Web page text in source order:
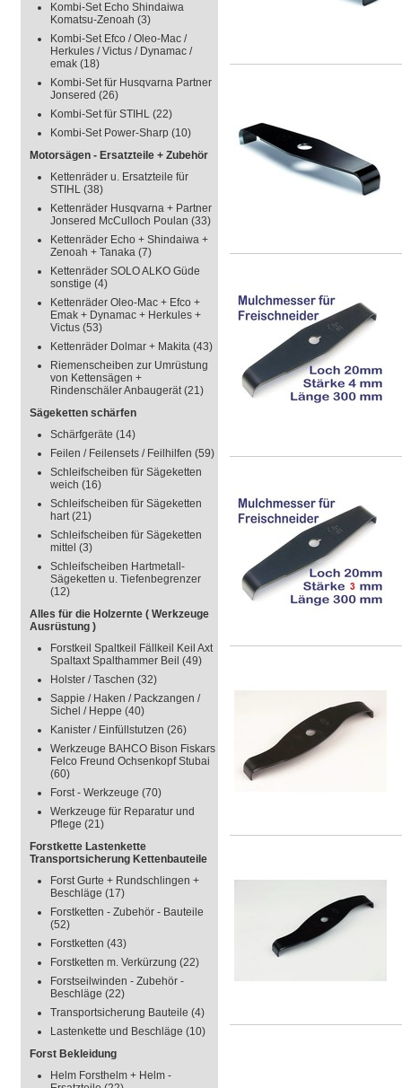
Kombi-Set Echo Shindaiwa
Komatsu-Zenoah (3)
Kombi-Set Efco / Oleo-Mac /
Herkules / Victus / Dynamac /
emak (18)
Kombi-Set für Husqvarna Partner
Jonsered (26)
Kombi-Set für STIHL (22)
Kombi-Set Power-Sharp (10)
Motorsägen - Ersatzteile + Zubehör
Kettenräder u. Ersatzteile für
STIHL (38)
Kettenräder Husqvarna + Partner
Jonsered McCulloch Poulan (33)
Kettenräder Echo + Shindaiwa +
Zenoah + Tanaka (7)
Kettenräder SOLO ALKO Güde
sonstige (4)
Kettenräder Oleo-Mac + Efco +
Emak + Dynamac + Herkules +
Victus (53)
Kettenräder Dolmar + Makita (43)
Riemenscheiben zur Umrüstung
von Kettensägen +
Rindenschäler Anbaugerät(21)
Sägeketten schärfen
Schärfgeräte (14)
Feilen / Feilensets / Feilhilfen (59)
Schleifscheiben für Sägeketten
weich (16)
Schleifscheiben für Sägeketten
hart(21)
Schleifscheiben für Sägeketten
mittel (3)
Schleifscheiben Hartmetall-
Sägeketten u. Tiefenbegrenzer
(12)
Alles für die Holzernte ( Werkzeuge
Ausrüstung )
Forstkeil Spaltkeil Fällkeil Keil Axt
Spaltaxt Spalthammer Beil (49)
Holster / Taschen (32)
Sappie / Haken / Packzangen /
Sichel / Heppe (40)
Kanister / Einfüllstutzen (26)
Werkzeuge BAHCO Bison Fiskars
Felco Freund Ochsenkopf Stubai
(60)
Forst - Werkzeuge (70)
Werkzeuge für Reparatur und
Pflege (21)
Forstkette Lastenkette
Transportsicherung Kettenbauteile
Forst Gurte + Rundschlingen +
Beschläge (17)
Forstketten - Zubehör - Bauteile
(52)
Forstketten (43)
Forstketten m. Verkürzung (22)
Forstseilwinden - Zubehör -
Beschläge (22)
Transportsicherung Bauteile (4)
Lastenkette und Beschläge (10)
Forst Bekleidung
Helm Forsthelm + Helm -